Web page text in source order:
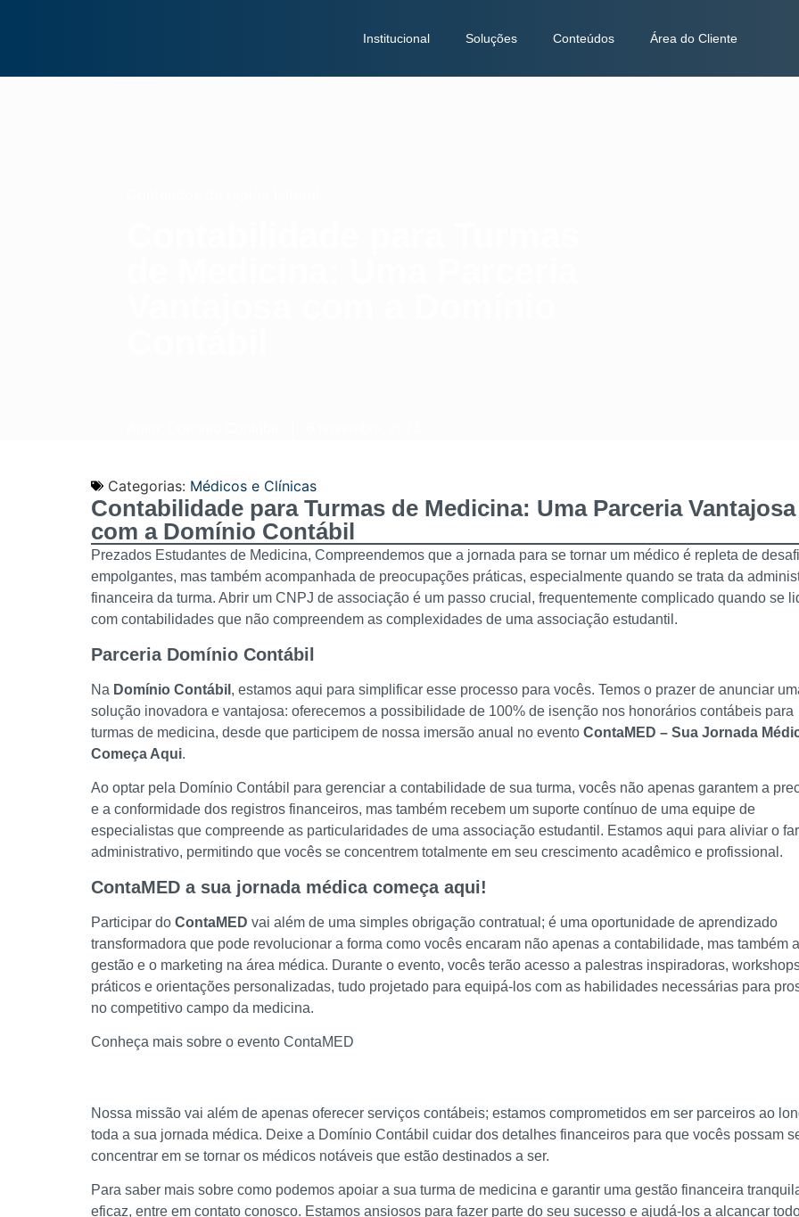
Institucional Soluções Conteúdos Área do Cliente
Categorias: Médicos e Clínicas
Contabilidade para Turmas de Medicina: Uma Parceria Vantajosa
com a Domínio Contábil
Prezados Estudantes de Medicina, Compreendemos que a jornada para se tornar um médico é repleta de
empolgantes, mas também acompanhada de preocupações práticas, especialmente quando se trata da
financeira da turma. Abrir um CNPJ de associação é um passo crucial, frequentemente complicado quando se
com contabilidades que não compreendem as complexidades de uma associação estudantil.
Parceria Domínio Contábil
Na Domínio Contábil , estamos aqui para simplificar esse processo para vocês. Temos o prazer de anunciar
solução inovadora e vantajosa: oferecemos a possibilidade de 100% de isenção nos honorários contábeis para
turmas de medicina, desde que participem de nossa imersão anual no evento ContaMED – Sua Jornada
Começa Aqui.
Ao optar pela Domínio Contábil para gerenciar a contabilidade de sua turma, vocês não apenas garantem a
e a conformidade dos registros financeiros, mas também recebem um suporte contínuo de uma equipe de
especialistas que compreende as particularidades de uma associação estudantil. Estamos aqui para aliviar o
administrativo, permitindo que vocês se concentrem totalmente em seu crescimento acadêmico e profissional.
ContaMED a sua jornada médica começa aqui!
Participar do ContaMED vai além de uma simples obrigação contratual; é uma oportunidade de aprendizado
transformadora que pode revolucionar a forma como vocês encaram não apenas a contabilidade, mas também a
gestão e o marketing na área médica. Durante o evento, vocês terão acesso a palestras inspiradoras,
práticos e orientações personalizadas, tudo projetado para equipá-los com as habilidades necessárias para
no competitivo campo da medicina.
Conheça mais sobre o evento ContaMED
Nossa missão vai além de apenas oferecer serviços contábeis; estamos comprometidos em ser parceiros ao
toda a sua jornada médica. Deixe a Domínio Contábil cuidar dos detalhes financeiros para que vocês possam
concentrar em se tornar os médicos notáveis que estão destinados a ser.
Para saber mais sobre como podemos apoiar a sua turma de medicina e garantir uma gestão financeira
eficaz, entre em contato conosco. Estamos ansiosos para fazer parte do seu sucesso e ajudá-los a alcançar